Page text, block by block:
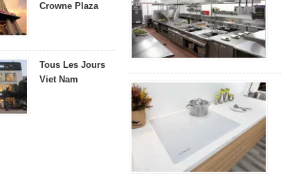
Crowne Plaza
Tous Les Jours
Viet Nam